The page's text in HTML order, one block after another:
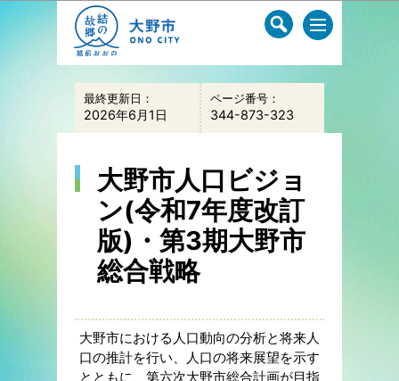
このページの本文へ移動
最終更新日：
2026年6月1日
ページ番号：
344-873-323
大野市人口ビジョ
ン(令和7年度改訂
版)・第3期大野市
総合戦略
大野市における人口動向の分析と将来人
口の推計を行い、人口の将来展望を示す
とともに、第六次大野市総合計画が目指